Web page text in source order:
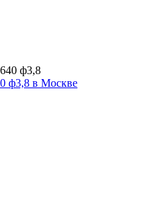
ф3,8 в Москве